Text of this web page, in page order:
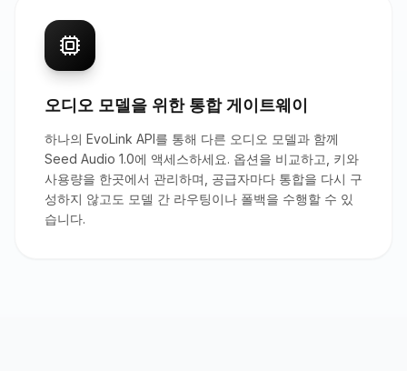
오디오 모델을 위한 통합 게이트웨이
하나의 EvoLink API를 통해 다른 오디오 모델과 함께
Seed Audio 1.0에 액세스하세요. 옵션을 비교하고, 키와
사용량을 한곳에서 관리하며, 공급자마다 통합을 다시 구
성하지 않고도 모델 간 라우팅이나 폴백을 수행할 수 있
습니다.